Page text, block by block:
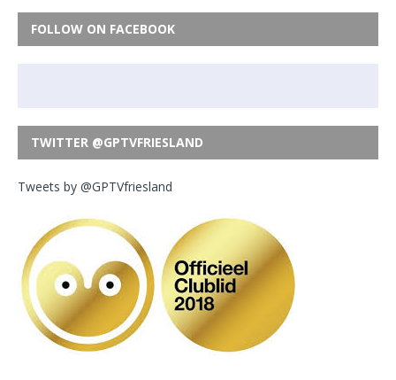
FOLLOW ON FACEBOOK
TWITTER @GPTVFRIESLAND
Tweets by @GPTVfriesland